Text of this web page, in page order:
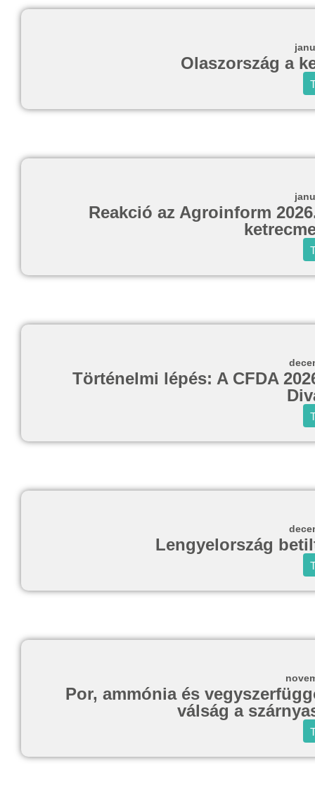
Olaszország a
Reakció az Agroinform
Történelmi lépés: A CFDA
Lengyelország
Por, ammónia és
válság a